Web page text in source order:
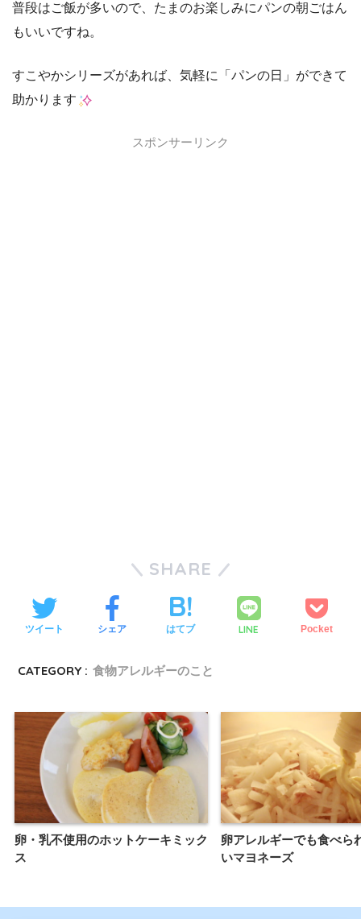
普段はご飯が多いので、たまのお楽しみにパンの朝ごはん
もいいですね。
すこやかシリーズがあれば、気軽に「パンの日」ができて
助かります
スポンサーリンク
SHARE
ツイート シェア はてブ LINE Pocket
CATEGORY : 食物アレルギーのこと
卵・乳不使用のホットケーキミック
ス
卵アレルギーでも食べら
いマヨネーズ